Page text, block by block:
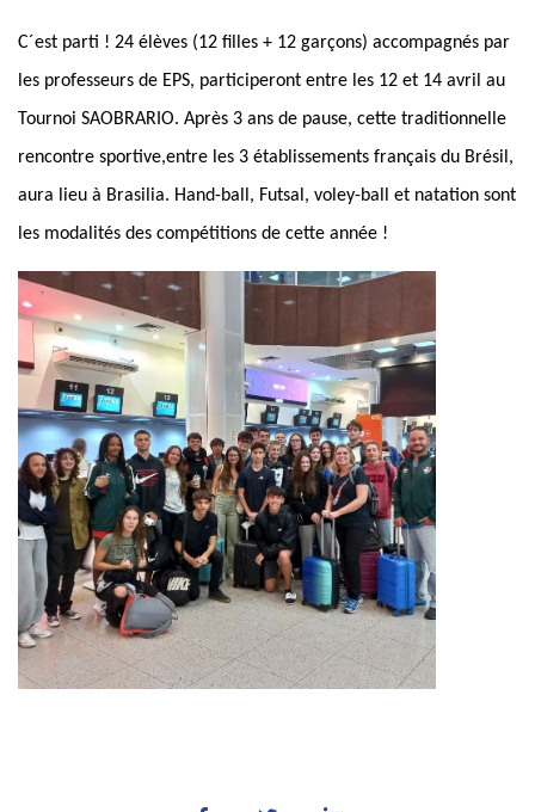
C´est parti ! 24 élèves (12 filles + 12 garçons) accompagnés par
les professeurs de EPS, participeront entre les 12 et 14 avril au
Tournoi SAOBRARIO. Après 3 ans de pause, cette traditionnelle
rencontre sportive,entre les 3 établissements français du Brésil,
aura lieu à Brasilia. Hand-ball, Futsal, voley-ball et natation sont
les modalités des compétitions de cette année !